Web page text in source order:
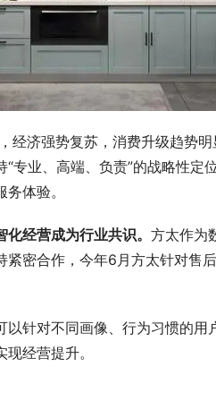
经济强势复苏，消费升级趋势
专业、高端、负责”的战略性
体验。
经营成为行业共识。 方太作为
紧密合作，今年6月方太针对售
以针对不同画像、行为习惯的
经营提升。